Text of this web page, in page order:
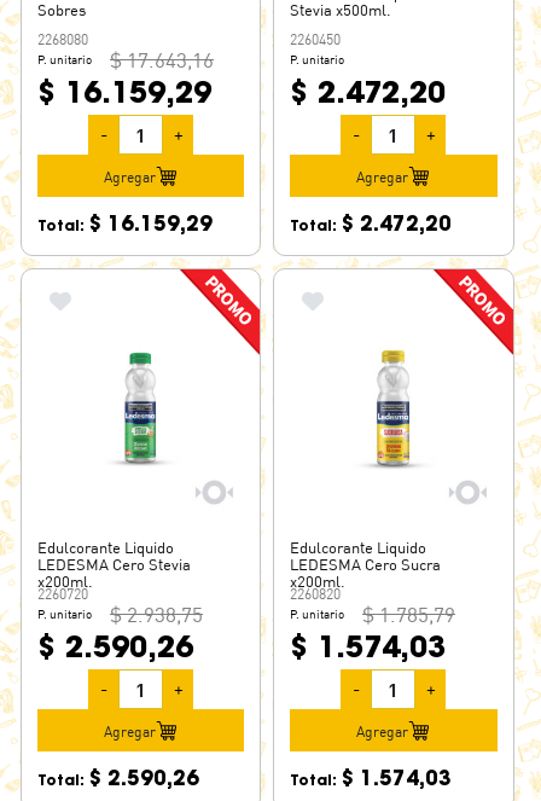
Sobres
2268080
P. unitario $ 17.643,16
$ 16.159,29
- +
Agregar
Total: $ 16.159,29
Stevia x500ml.
2260450
P. unitario
$ 2.472,20
- +
Agregar
Total: $ 2.472,20
Edulcorante Liquido
LEDESMA Cero Stevia
x200ml.
2260720
P. unitario $ 2.938,75
$ 2.590,26
- +
Agregar
Total: $ 2.590,26
Edulcorante Liquido
LEDESMA Cero Sucra
x200ml.
2260820
P. unitario $ 1.785,79
$ 1.574,03
- +
Agregar
Total: $ 1.574,03